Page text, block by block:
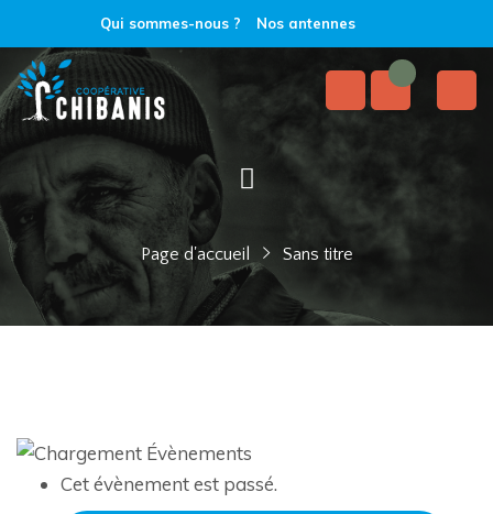
Qui sommes-nous ? Nos antennes
Page d'accueil Sans titre
Cet évènement est passé.